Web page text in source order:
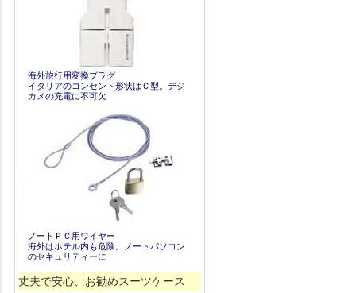
海外旅行用変換プラグ
イタリアのコンセント形状はＣ型。デジ
カメの充電に不可欠
ノートＰＣ用ワイヤー
海外はホテル内も危険。ノートパソコン
のセキュリティーに
丈夫で安心、お勧めスーツケース